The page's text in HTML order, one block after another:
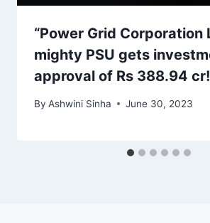
“Power Grid Corporation
mighty PSU gets
approval of Rs 388.94
By Ashwini Sinha June 30, 2023